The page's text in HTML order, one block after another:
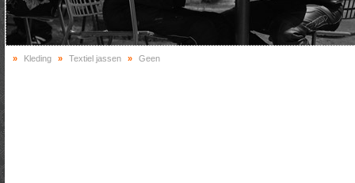
» Kleding » Textiel jassen » Geen